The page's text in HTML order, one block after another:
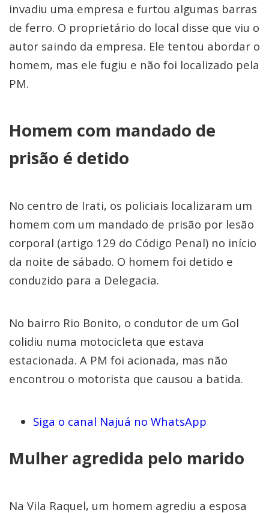
invadiu uma empresa e furtou algumas barras
de ferro. O proprietário do local disse que viu o
autor saindo da empresa. Ele tentou abordar o
homem, mas ele fugiu e não foi localizado pela
PM.
Homem com mandado de
prisão é detido
No centro de Irati, os policiais localizaram um
homem com um mandado de prisão por lesão
corporal (artigo 129 do Código Penal) no início
da noite de sábado. O homem foi detido e
conduzido para a Delegacia.
No bairro Rio Bonito, o condutor de um Gol
colidiu numa motocicleta que estava
estacionada. A PM foi acionada, mas não
encontrou o motorista que causou a batida.
Siga o canal Najuá no WhatsApp
Mulher agredida pelo marido
Na Vila Raquel, um homem agrediu a esposa